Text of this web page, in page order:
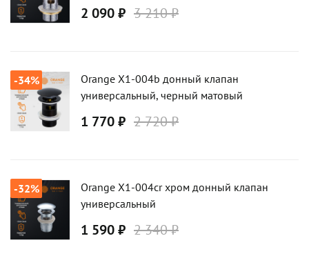
2 090 ₽ 3 210 ₽
-34%
Orange X1-004b донный клапан
универсальный, черный матовый
1 770 ₽ 2 720 ₽
-32%
Orange X1-004сr хром донный клапан
универсальный
1 590 ₽ 2 340 ₽